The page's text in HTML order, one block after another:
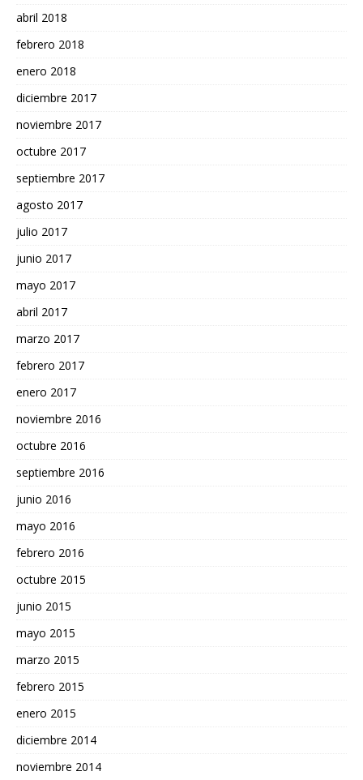
abril 2018
febrero 2018
enero 2018
diciembre 2017
noviembre 2017
octubre 2017
septiembre 2017
agosto 2017
julio 2017
junio 2017
mayo 2017
abril 2017
marzo 2017
febrero 2017
enero 2017
noviembre 2016
octubre 2016
septiembre 2016
junio 2016
mayo 2016
febrero 2016
octubre 2015
junio 2015
mayo 2015
marzo 2015
febrero 2015
enero 2015
diciembre 2014
noviembre 2014